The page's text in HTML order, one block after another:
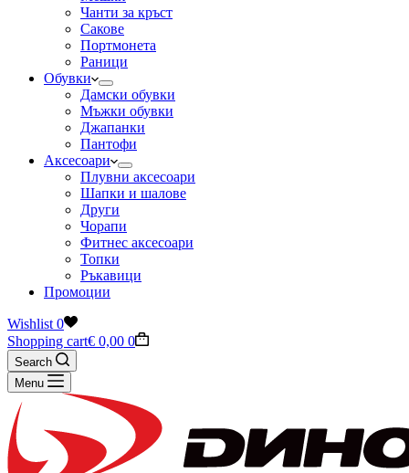
Чанти за кръст
Сакове
Портмонета
Раници
Обувки
Дамски обувки
Мъжки обувки
Джапанки
Пантофи
Аксесоари
Плувни аксесоари
Шапки и шалове
Други
Чорапи
Фитнес аксесоари
Топки
Ръкавици
Промоции
Wishlist 0
Shopping cart€ 0,00 0
Search
Menu